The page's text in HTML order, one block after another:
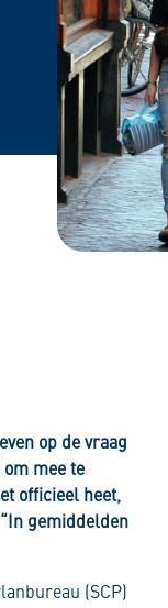
op de vraag
mee te
officieel heet,
gemiddelden
(SCP)